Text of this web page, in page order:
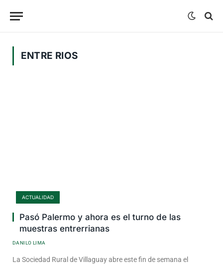
ENTRE RIOS
ACTUALIDAD
Pasó Palermo y ahora es el turno de las
muestras entrerrianas
DANILO LIMA
La Sociedad Rural de Villaguay abre este fin de semana el